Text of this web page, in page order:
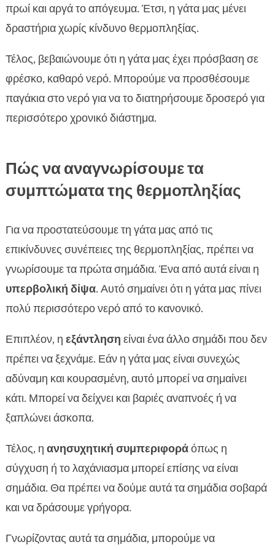
πρωί και αργά το απόγευμα. Έτσι, η γάτα μας μένει
δραστήρια χωρίς κίνδυνο θερμοπληξίας.
Τέλος, βεβαιώνουμε ότι η γάτα μας έχει πρόσβαση σε
φρέσκο, καθαρό νερό. Μπορούμε να προσθέσουμε
παγάκια στο νερό για να το διατηρήσουμε δροσερό για
περισσότερο χρονικό διάστημα.
Πώς να αναγνωρίσουμε τα
συμπτώματα της θερμοπληξίας
Για να προστατεύσουμε τη γάτα μας από τις
επικίνδυνες συνέπειες της θερμοπληξίας, πρέπει να
γνωρίσουμε τα πρώτα σημάδια. Ένα από αυτά είναι η
υπερβολική δίψα. Αυτό σημαίνει ότι η γάτα μας πίνει
πολύ περισσότερο νερό από το κανονικό.
Επιπλέον, η εξάντληση είναι ένα άλλο σημάδι που δεν
πρέπει να ξεχνάμε. Εάν η γάτα μας είναι συνεχώς
αδύναμη και κουρασμένη, αυτό μπορεί να σημαίνει
κάτι. Μπορεί να δείχνει και βαριές αναπνοές ή να
ξαπλώνει άσκοπα.
Τέλος, η ανησυχητική συμπεριφοράόπως η
σύγχυση ή το λαχάνιασμα μπορεί επίσης να είναι
σημάδια. Θα πρέπει να δούμε αυτά τα σημάδια σοβαρά
και να δράσουμε γρήγορα.
Γνωρίζοντας αυτά τα σημάδια, μπορούμε να